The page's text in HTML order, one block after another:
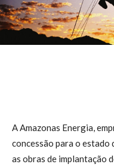
A Amazonas Energia,
concessão para o estado
as obras de implantação